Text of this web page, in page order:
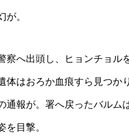
が。
察へ出頭し、ヒョンチョル
体はおろか血痕すら見つ
通報が。署へ戻ったバル
を目撃。